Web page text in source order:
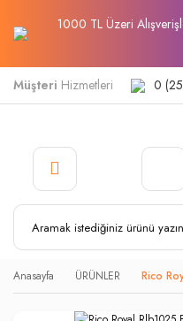
1000 TL Üzeri
Müşteri Hizmetleri 0
Anasayfa ÜRÜNLER Rico